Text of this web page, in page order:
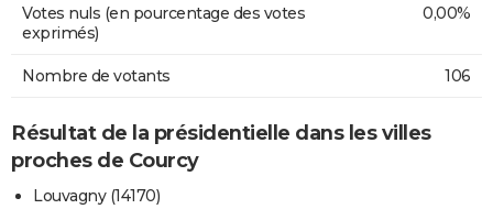
Votes nuls (en pourcentage des votes
exprimés)
0,00%
Nombre de votants 106
Résultat de la présidentielle dans les villes
proches de Courcy
Louvagny (14170)